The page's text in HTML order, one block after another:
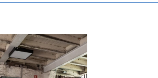
para o "Dia UM
de Portugal: 896 anos de